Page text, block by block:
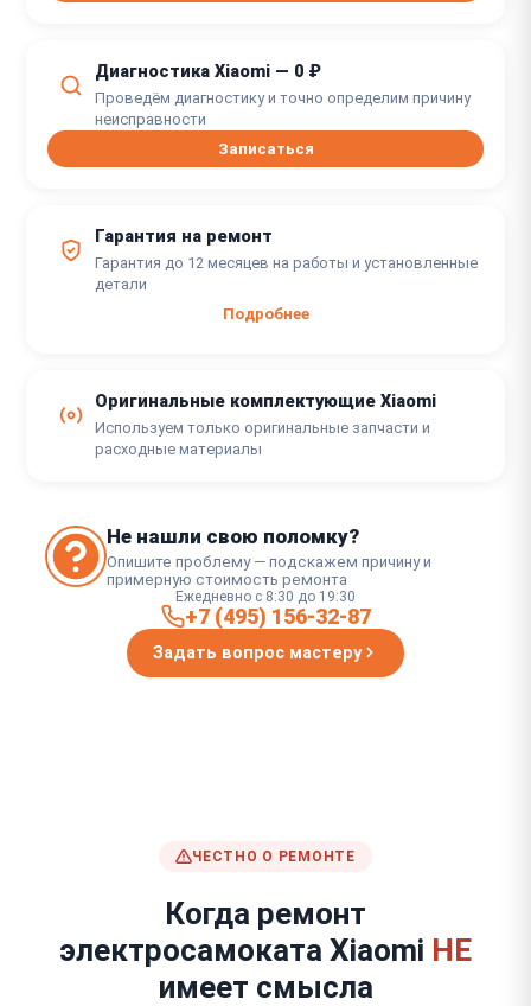
Диагностика Xiaomi — 0 ₽
Проведём диагностику и точно определим причину
неисправности
Записаться
Гарантия на ремонт
Гарантия до 12 месяцев на работы и установленные
детали
Подробнее
Оригинальные комплектующие Xiaomi
Используем только оригинальные запчасти и
расходные материалы
Не нашли свою поломку?
Опишите проблему — подскажем причину и
примерную стоимость ремонта
Ежедневно с 8:30 до 19:30
+7 (495) 156-32-87
Задать вопрос мастеру
ЧЕСТНО О РЕМОНТЕ
Когда ремонт
электросамоката Xiaomi НЕ
имеет смысла